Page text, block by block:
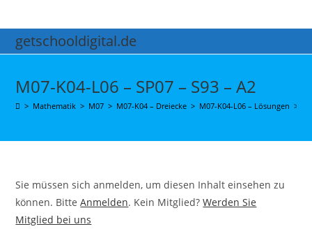
Inhalt
springen
getschooldigital.de
M07-K04-L06 – SP07 – S93 – A2
> Mathematik > M07 > M07-K04 – Dreiecke > M07-K04-L06 – Lösungen >
Sie müssen sich anmelden, um diesen Inhalt einsehen zu
können. BitteAnmelden. Kein Mitglied?Werden Sie
Mitglied bei uns